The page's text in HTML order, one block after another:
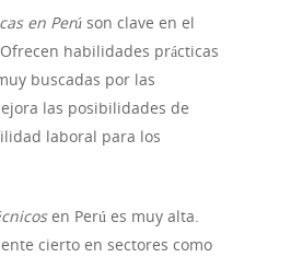
en Perú son clave en el
habilidades prácticas
buscadas por las
las posibilidades de
laboral para los
en Perú es muy alta.
cierto en sectores como